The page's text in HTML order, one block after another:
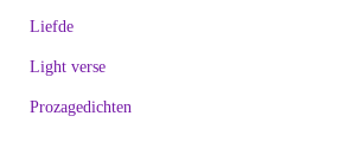
Liefde
Light verse
Prozagedichten